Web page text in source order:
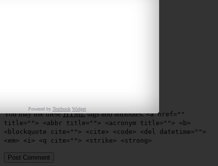
You may use theseHTMLtags and attributes:<a href=""
title=""> <abbr title=""> <acronym title=""> <b>
<blockquote cite=""> <cite> <code> <del datetime="">
<em> <i> <q cite=""> <strike> <strong>
Powered by Textbook Widget